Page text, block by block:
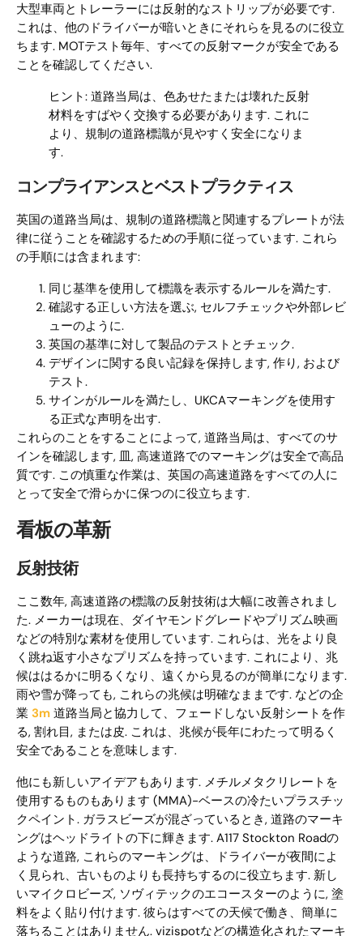
大型車両とトレーラーには反射的なストリップが必要です.
これは、他のドライバーが暗いときにそれらを見るのに役立
ちます. MOTテスト毎年、すべての反射マークが安全である
ことを確認してください.
ヒント: 道路当局は、色あせたまたは壊れた反射
材料をすばやく交換する必要があります. これに
より、規制の道路標識が見やすく安全になりま
す.
コンプライアンスとベストプラクティス
英国の道路当局は、規制の道路標識と関連するプレートが法
律に従うことを確認するための手順に従っています. これら
の手順には含まれます:
同じ基準を使用して標識を表示するルールを満たす.
確認する正しい方法を選ぶ, セルフチェックや外部レビ
ューのように.
英国の基準に対して製品のテストとチェック.
デザインに関する良い記録を保持します, 作り, および
テスト.
サインがルールを満たし、UKCAマーキングを使用す
る正式な声明を出す.
これらのことをすることによって, 道路当局は、すべてのサ
インを確認します, 皿, 高速道路でのマーキングは安全で高品
質です. この慎重な作業は、英国の高速道路をすべての人に
とって安全で滑らかに保つのに役立ちます.
看板の革新
反射技術
ここ数年, 高速道路の標識の反射技術は大幅に改善されまし
た. メーカーは現在、ダイヤモンドグレードやプリズム映画
などの特別な素材を使用しています. これらは、光をより良
く跳ね返す小さなプリズムを持っています. これにより、兆
候ははるかに明るくなり、遠くから見るのが簡単になります.
雨や雪が降っても, これらの兆候は明確なままです. などの企
業 3m 道路当局と協力して、フェードしない反射シートを作
る, 割れ目, または皮. これは、兆候が長年にわたって明るく
安全であることを意味します.
他にも新しいアイデアもあります. メチルメタクリレートを
使用するものもあります (MMA)-ベースの冷たいプラスチッ
クペイント. ガラスビーズが混ざっているとき, 道路のマーキ
ングはヘッドライトの下に輝きます. A117 Stockton Roadの
ような道路, これらのマーキングは、ドライバーが夜間によ
く見られ、古いものよりも長持ちするのに役立ちます. 新し
いマイクロビーズ, ソヴィテックのエコースターのように, 塗
料をよく貼り付けます. 彼らはすべての天候で働き、簡単に
落ちることはありません. vizispotなどの構造化されたマーキ